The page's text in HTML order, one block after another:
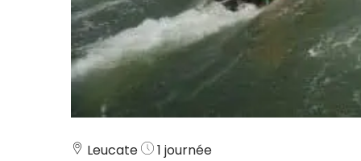
Leucate
1 journée